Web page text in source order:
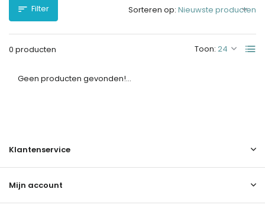
Filter
0 producten Toon:
Sorteren op:
Geen producten gevonden!...
Klantenservice
Mijn account